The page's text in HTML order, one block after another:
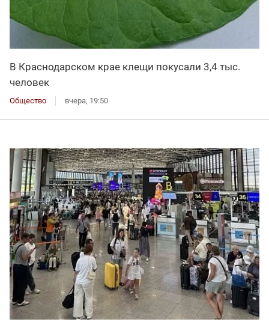
В Краснодарском крае клещи покусали 3,4 тыс.
человек
Общество вчера, 19:50